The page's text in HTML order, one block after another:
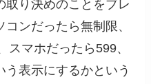
取り決めのことをブレ
ンだったら無制限、
スマホだったら599、
表示にするかという